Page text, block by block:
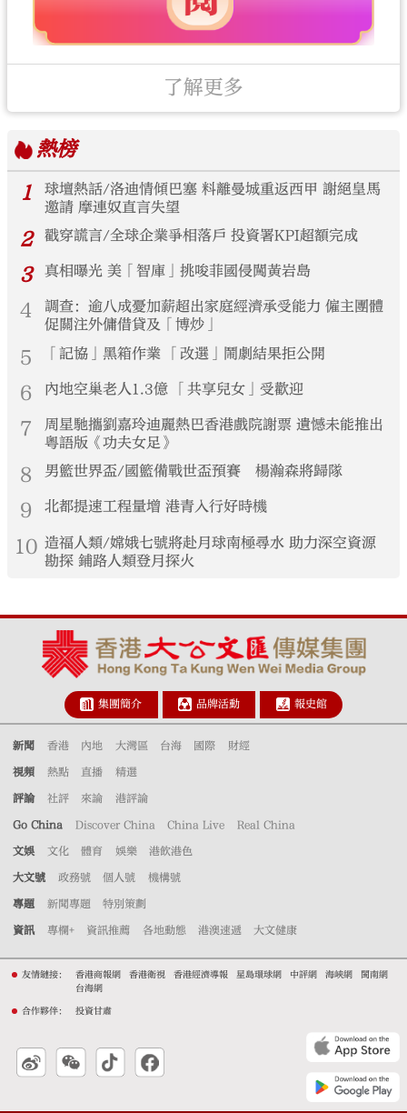
了解更多
熱榜
1
球壇熱話/洛迪情傾巴塞 料離曼城重返西甲 謝絕皇馬
邀請 摩連奴直言失望
2 戳穿謊言/全球企業爭相落戶 投資署KPI超額完成
3 真相曝光 美「智庫」挑唆菲國侵闖黃岩島
4
調查：逾八成憂加薪超出家庭經濟承受能力 僱主團體
促關注外傭借貸及「博炒」
5 「記協」黑箱作業 「改選」鬧劇結果拒公開
6 內地空巢老人1.3億 「共享兒女」受歡迎
7
周星馳攜劉嘉玲迪麗熱巴香港戲院謝票 遺憾未能推出
粵語版《功夫女足》
8 男籃世界盃/國籃備戰世盃預賽 楊瀚森將歸隊
9 北都提速工程量增 港青入行好時機
10 造福人類/嫦娥七號將赴月球南極尋水 助力深空資源
勘探 鋪路人類登月探火
集團簡介 品牌活動 報史館
新聞 香港 內地 大灣區 台海 國際 財經
視頻 熱點 直播 精選
評論 社評 來論 港評論
Go China Discover China China Live Real China
文娛 文化 體育 娛樂 港飲港色
大文號 政務號 個人號 機構號
專題 新聞專題 特別策劃
資訊 專欄+ 資訊推薦 各地動態 港澳速遞 大文健康
友情鏈接： 香港商報網 香港衛視 香港經濟導報 星島環球網 中評網 海峽網
閩南網
台海網
合作夥伴： 投資甘肅